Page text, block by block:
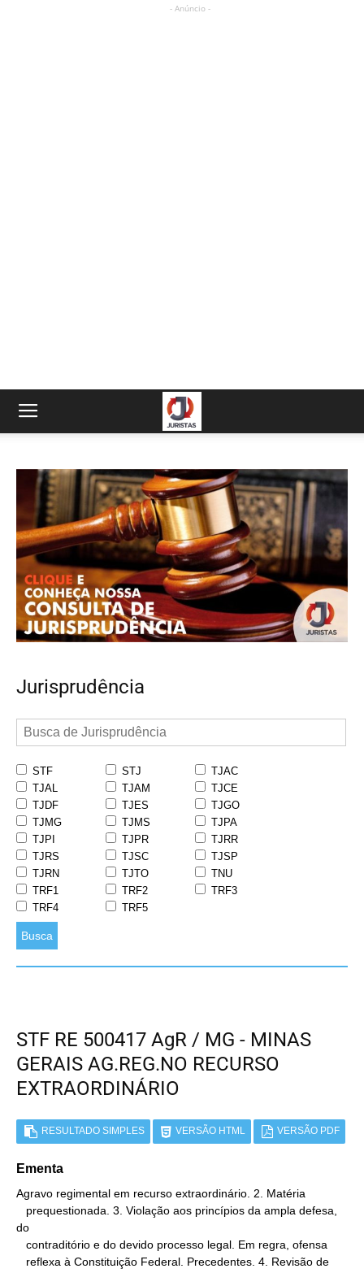
- Anúncio -
Jurisprudência
STF STJ
TJAC
TJAL
TJAM
TJCE
TJDF
TJES
TJGO
TJMG
TJMS
TJPA
TJPI
TJPR
TJRR
TJRS
TJSC
TJSP
TJRN
TJTO
TNU
TRF1
TRF2
TRF3
TRF4
TRF5
Busca
STF RE 500417 AgR / MG - MINAS
GERAIS AG.REG.NO RECURSO
EXTRAORDINÁRIO
RESULTADO SIMPLES VERSÃO HTML VERSÃO PDF
Ementa
Agravo regimental em recurso extraordinário. 2. Matéria
do